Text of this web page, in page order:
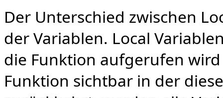
Der Unterschied zwischen
der Variablen. Local
die Funktion aufgerufen
Funktion sichtbar in der